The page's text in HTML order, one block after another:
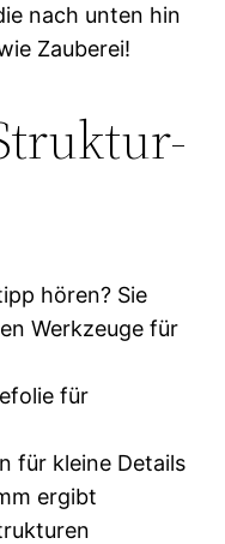
nach unten hin
Zauberei!
hören? Sie
Werkzeuge für
für
für kleine Details
ergibt